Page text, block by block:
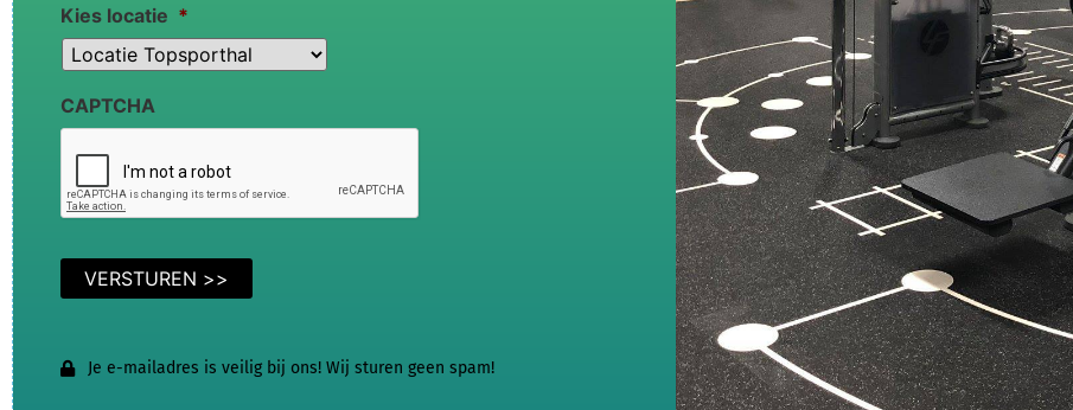
Kies locatie *
CAPTCHA
Je e-mailadres is veilig bij ons! Wij sturen geen spam!